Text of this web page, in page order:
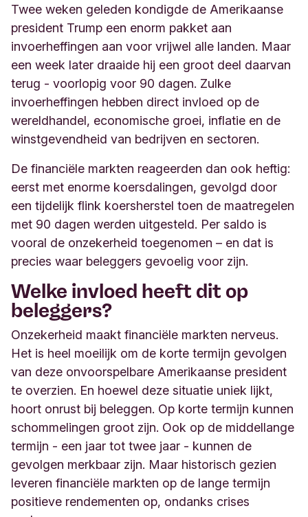
Twee weken geleden kondigde de Amerikaanse
president Trump een enorm pakket aan
invoerheffingen aan voor vrijwel alle landen. Maar
een week later draaide hij een groot deel daarvan
terug - voorlopig voor 90 dagen. Zulke
invoerheffingen hebben direct invloed op de
wereldhandel, economische groei, inflatie en de
winstgevendheid van bedrijven en sectoren.
De financiële markten reageerden dan ook heftig:
eerst met enorme koersdalingen, gevolgd door
een tijdelijk flink koersherstel toen de maatregelen
met 90 dagen werden uitgesteld. Per saldo is
vooral de onzekerheid toegenomen – en dat is
precies waar beleggers gevoelig voor zijn.
Welke invloed heeft dit op
beleggers?
Onzekerheid maakt financiële markten nerveus.
Het is heel moeilijk om de korte termijn gevolgen
van deze onvoorspelbare Amerikaanse president
te overzien. En hoewel deze situatie uniek lijkt,
hoort onrust bij beleggen. Op korte termijn kunnen
schommelingen groot zijn. Ook op de middellange
termijn - een jaar tot twee jaar - kunnen de
gevolgen merkbaar zijn. Maar historisch gezien
leveren financiële markten op de lange termijn
positieve rendementen op, ondanks crises